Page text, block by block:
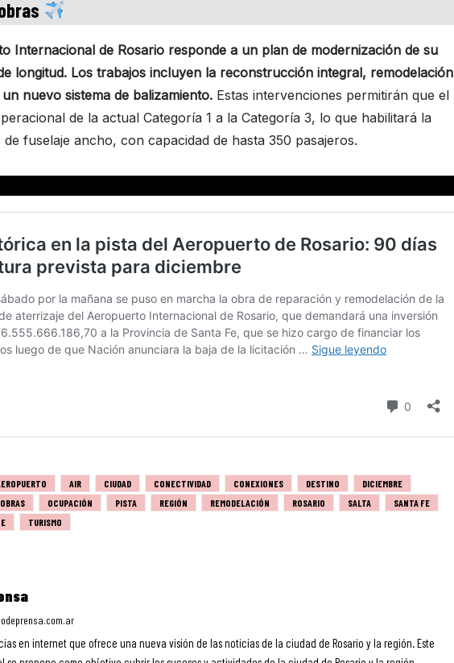
Internacional de Rosario responde a un plan de modernización de su
longitud. Los trabajos incluyen la reconstrucción integral, remodelación
nuevo sistema de balizamiento. Estas intervenciones permitirán que el
de la actual Categoría 1 a la Categoría 3, lo que habilitará la
fuselaje ancho, con capacidad de hasta 350 pasajeros.
AIR CIUDAD CONECTIVIDAD CONEXIONES DESTINO
DICIEMBRE
OBRAS OCUPACIÓN PISTA REGIÓN REMODELACIÓN ROSARIO SALTA
SANTA FE
TURISMO
en internet que ofrece una nueva visión de las noticias de la ciudad de Rosario y la región. Este